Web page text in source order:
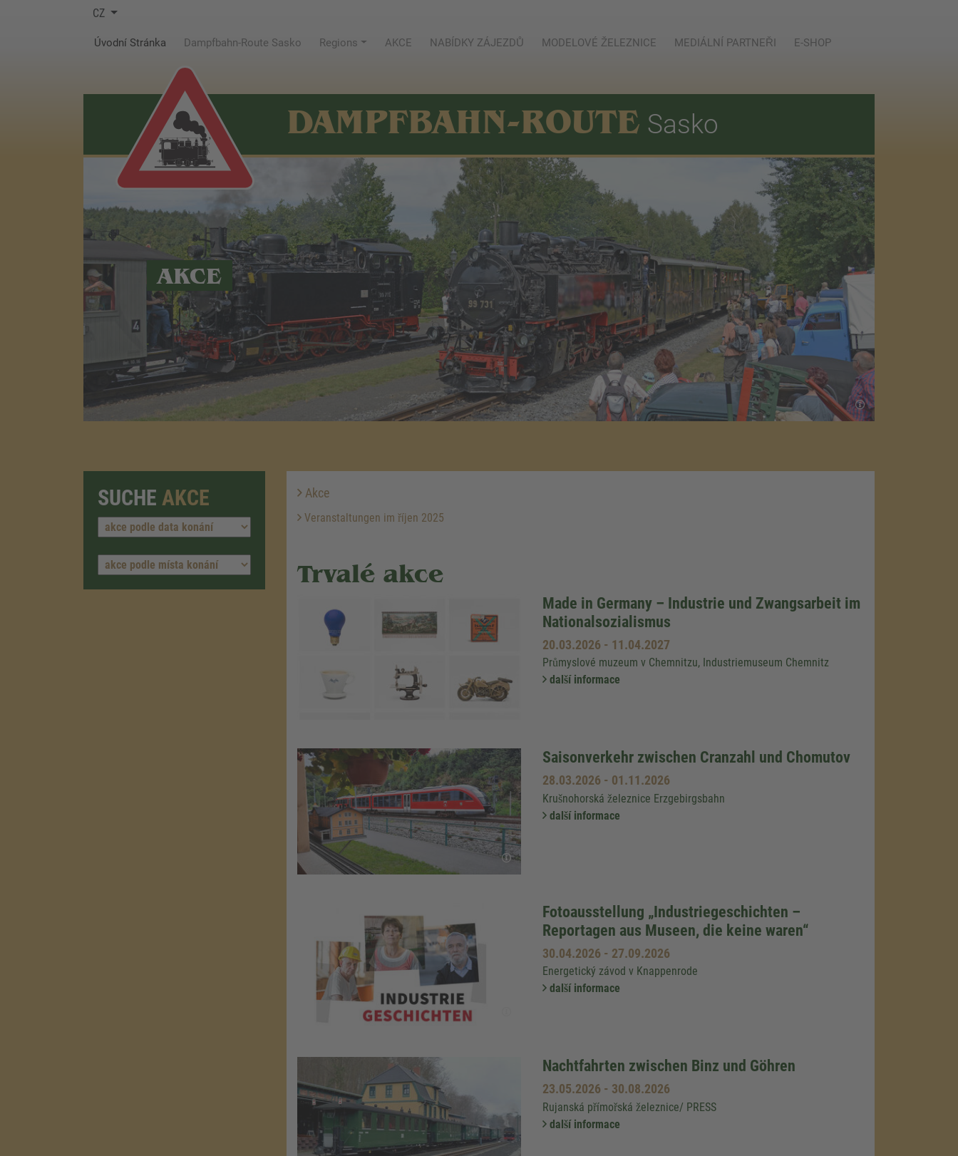
CZ
Úvodní Stránka (current)
Dampfbahn-Route Sasko Regions AKCE NABÍDKY ZÁJEZDŮ MODELOVÉ ŽELEZNICE MEDIÁLNÍ PARTNEŘI E-SHOP
DAMPFBAHN-ROUTE Sasko
AKCE
SUCHE AKCE Akce
Veranstaltungen im říjen 2025
Trvalé akce
Made in Germany – Industrie und Zwangsarbeit im
Nationalsozialismus
20.03.2026- 11.04.2027
Průmyslové muzeum v Chemnitzu, Industriemuseum Chemnitz
další informace
Saisonverkehr zwischen Cranzahl und Chomutov
28.03.2026- 01.11.2026
Krušnohorská železnice Erzgebirgsbahn
další informace
Fotoausstellung „Industriegeschichten –
Reportagen aus Museen, die keine waren“
30.04.2026- 27.09.2026
Energetický závod v Knappenrode
další informace
Nachtfahrten zwischen Binz und Göhren
23.05.2026- 30.08.2026
Rujanská přímořská železnice/ PRESS
další informace